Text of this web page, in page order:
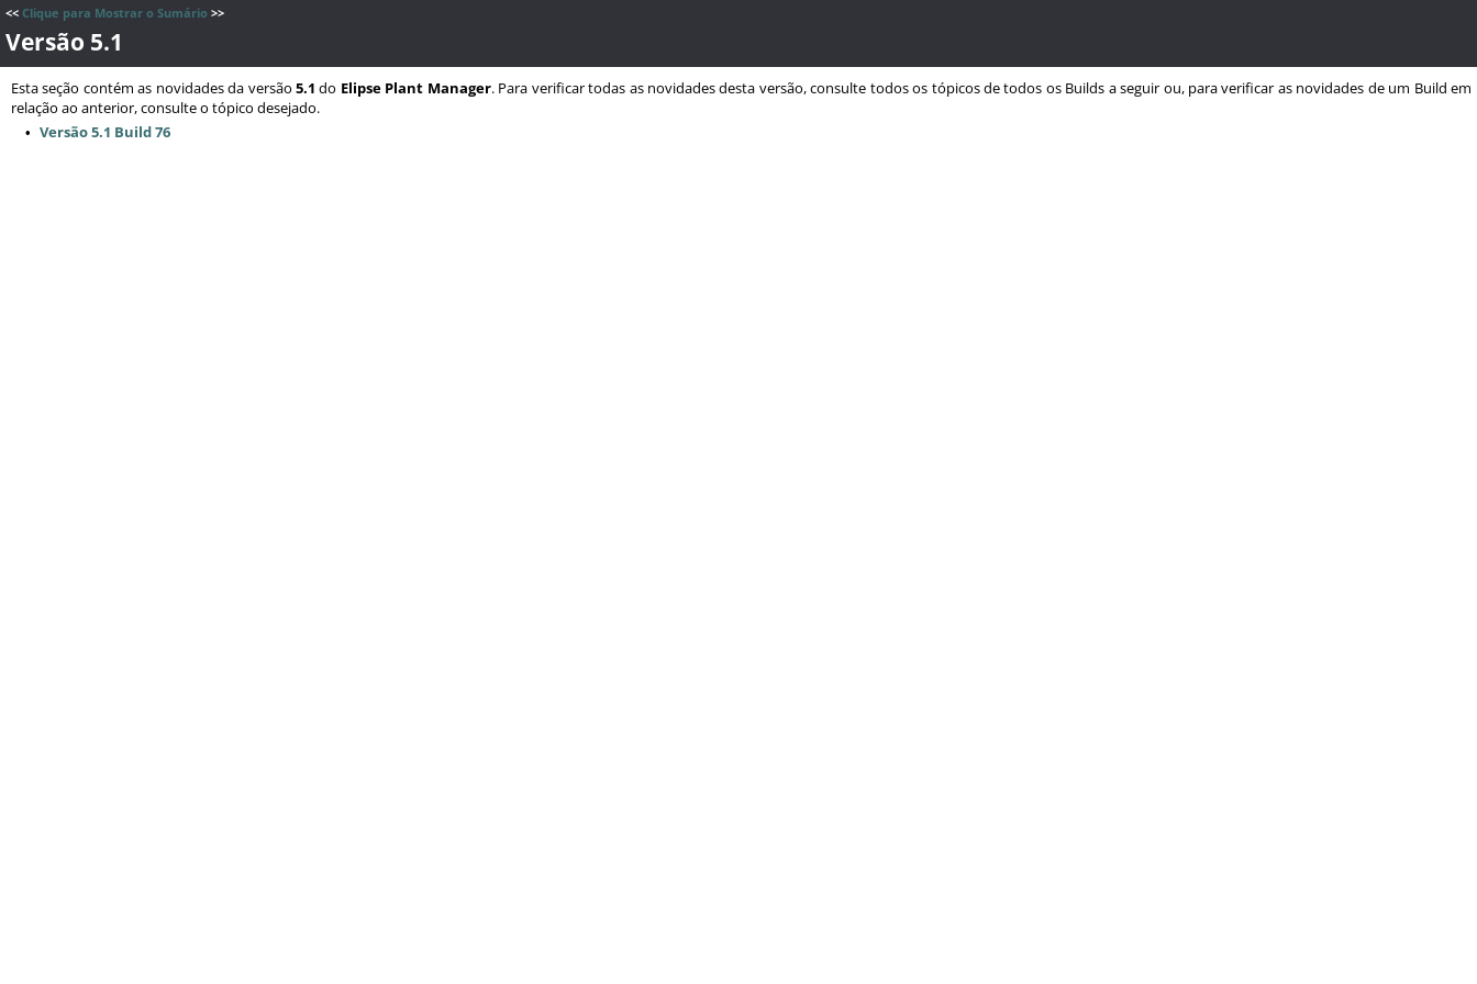
<< Clique para Mostrar o Sumário >>
Versão 5.1
Esta seção contém as novidades da versão5.1 do Elipse Plant Manager. Para verificar todas as novidades desta versão, consulte todos os tópicos de todos os Builds a seguir ou, para verificar as novidades de um Build em
relação ao anterior, consulte o tópico desejado.
• Versão 5.1 Build 76